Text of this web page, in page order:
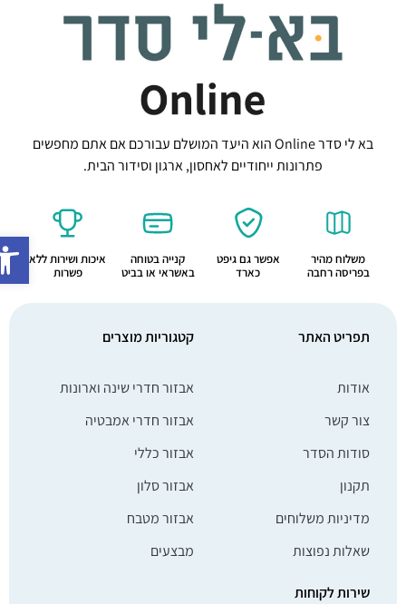
פתח
בא לי סדר Online הוא היעד המושלם עבורכם אם אתם מחפשים
פתרונות ייחודיים לאחסון, ארגון וסידור הבית.
משלוח מהיר
בפריסה רחבה
אפשר גם גיפט
כארד
קנייה בטוחה
באשראי או בביט
איכות ושירות ללא
פשרות
תפריט האתר
אודות
צור קשר
סודות הסדר
תקנון
מדיניות משלוחים
שאלות נפוצות
קטגוריות מוצרים
אבזור חדרי שינה וארונות
אבזור חדרי אמבטיה
אבזור כללי
אבזור סלון
אבזור מטבח
מבצעים
שירות לקוחות